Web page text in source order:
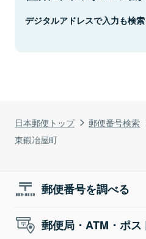
日本郵便トップ 郵便番号検索
東鍛冶屋町
デジタルアドレスで入力も検索
郵便番号を調べる
郵便局・ATM・ポス